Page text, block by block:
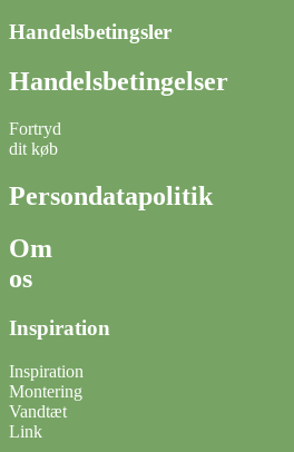
Handelsbetingsler
Handelsbetingelser
Fortryd
dit køb
Persondatapolitik
Om
os
Inspiration
Inspiration
Montering
Vandtæt
Link